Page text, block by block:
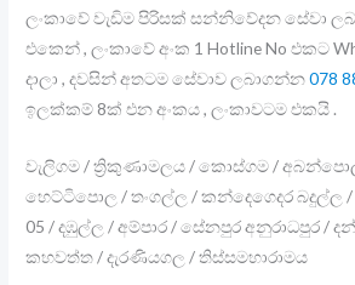
ලංකාවේ වැඩිම පිරිසක් සන්නිවේදන සේවා
එකෙන් , ලංකාවේ අංක 1 Hotline No එකට
දාලා , දවසින් අතටම සේවාව ලබාගන්න078
ඉලක්කම් 8ක් එන අංකය , ලංකාවටම එකයි .
වැලිගම / ත්‍රිකුණාමලය / කොස්ගම /
හෙට්ටිපොල / තංගල්ල / කන්දෙගෙදර
05 / දඹුල්ල / අම්පාර / සේනපුර අනුරාධපුර /
කහවත්ත / දැරණියගල / තිස්සමහාරාමය